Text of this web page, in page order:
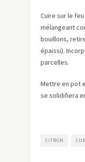
Cuire sur le feu
mélangeant
bouillons,
épaissi).
parcelles.
Mettre en pot
se solidifiera
CITRON